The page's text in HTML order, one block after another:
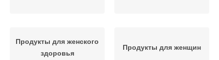
Продукты для женского
здоровья
Продукты для женщин